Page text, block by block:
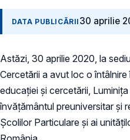
DATA PUBLICĂRII 30 aprilie
Astăzi, 30 aprilie 2020, la
Cercetării a avut loc o
educației și cercetării,
învățământul preuniversitar și
Școlilor Particulare și ai